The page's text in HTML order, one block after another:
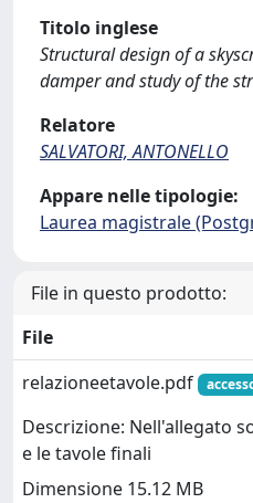
Titolo inglese
Structural design of a
damper and study of the
Relatore
SALVATORI, ANTONELLO
Appare nelle tipologie:
Laurea magistrale
File in questo prodotto:
File
relazioneetavole.pdf
Descrizione: Nell'allegato
e le tavole finali
Dimensione 15.12 MB